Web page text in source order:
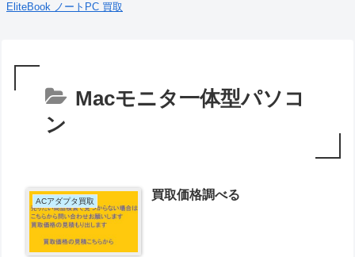
EliteBook ノートPC 買取
Macモニタ一体型パソコ
ン
ACアダプタ買取 買取価格調べる